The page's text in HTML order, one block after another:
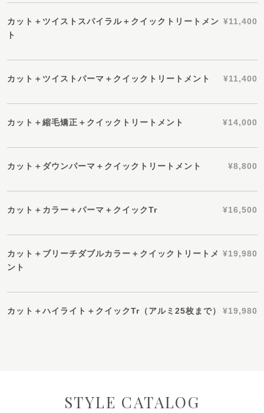
カット＋ツイストスパイラル＋クイックトリートメン
ト
¥11,400
カット＋ツイストパーマ＋クイックトリートメント ¥11,400
カット＋縮毛矯正＋クイックトリートメント ¥14,000
カット＋ダウンパーマ＋クイックトリートメント ¥8,800
カット＋カラー＋パーマ＋クイックTr ¥16,500
カット＋ブリーチダブルカラー＋クイックトリートメ
ント
¥19,980
カット＋ハイライト＋クイックTr（アルミ25枚まで） ¥19,980
STYLE CATALOG